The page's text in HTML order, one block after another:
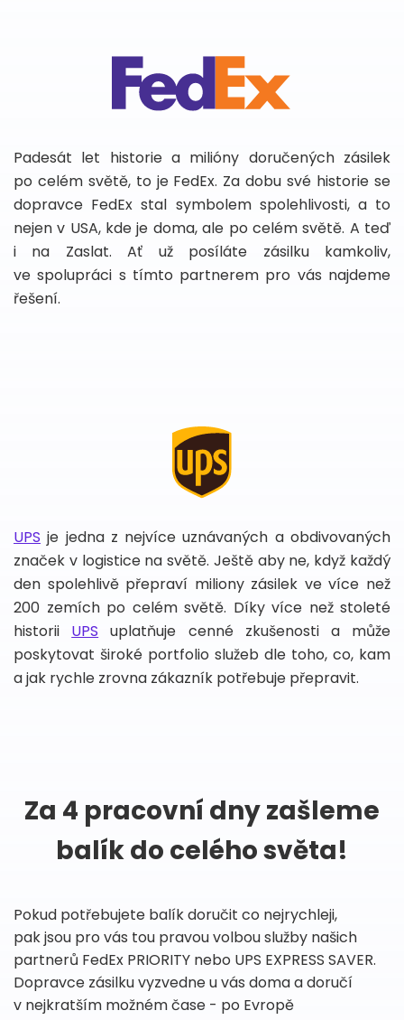
Padesát let historie a milióny doručených zásilek
po celém světě, to je FedEx. Za dobu své historie se
dopravce FedEx stal symbolem spolehlivosti, a to
nejen v USA, kde je doma, ale po celém světě. A teď
i na Zaslat. Ať už posíláte zásilku kamkoliv,
ve spolupráci s tímto partnerem pro vás najdeme
řešení.
UPS je jedna z nejvíce uznávaných a obdivovaných
značek v logistice na světě. Ještě aby ne, když každý
den spolehlivě přepraví miliony zásilek ve více než
200 zemích po celém světě. Díky více než stoleté
historii UPS uplatňuje cenné zkušenosti a může
poskytovat široké portfolio služeb dle toho, co, kam
a jak rychle zrovna zákazník potřebuje přepravit.
Za 4 pracovní dny zašleme
balík do celého světa!
Pokud potřebujete balík doručit co nejrychleji,
pak jsou pro vás tou pravou volbou služby našich
partnerů FedEx PRIORITY nebo UPS EXPRESS SAVER.
Dopravce zásilku vyzvedne u vás doma a doručí
v nejkratším možném čase - po Evropě